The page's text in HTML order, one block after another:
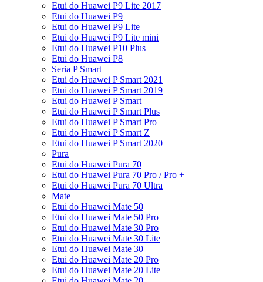
Etui do Huawei P9 Lite 2017
Etui do Huawei P9
Etui do Huawei P9 Lite
Etui do Huawei P9 Lite mini
Etui do Huawei P10 Plus
Etui do Huawei P8
Seria P Smart
Etui do Huawei P Smart 2021
Etui do Huawei P Smart 2019
Etui do Huawei P Smart
Etui do Huawei P Smart Plus
Etui do Huawei P Smart Pro
Etui do Huawei P Smart Z
Etui do Huawei P Smart 2020
Pura
Etui do Huawei Pura 70
Etui do Huawei Pura 70 Pro / Pro +
Etui do Huawei Pura 70 Ultra
Mate
Etui do Huawei Mate 50
Etui do Huawei Mate 50 Pro
Etui do Huawei Mate 30 Pro
Etui do Huawei Mate 30 Lite
Etui do Huawei Mate 30
Etui do Huawei Mate 20 Pro
Etui do Huawei Mate 20 Lite